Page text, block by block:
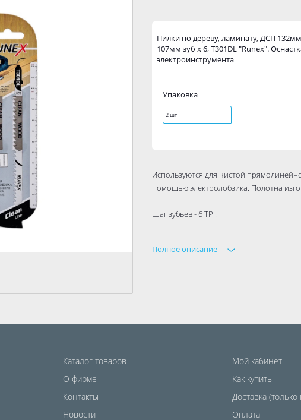
Пилки по дереву, ламинату, ДСП
107мм зуб х 6, Т301DL "Runex".
электроинструмента
Упаковка
2 шт
Используются для чистой
помощью электролобзика. Полотна
Шаг зубьев - 6 TPI.
Полное описание
Каталог товаров
О фирме
Контакты
Новости
Мой кабинет
Как купить
Доставка
Оплата